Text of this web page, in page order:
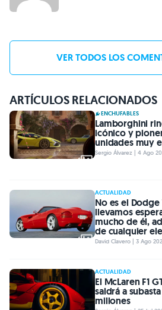
VER TODOS LOS
ARTÍCULOS RELACIONADOS
ENCHUFABLES
Lamborghini
icónico y
unidades muy
Sergio Álvarez | 4 Ago
ACTUALIDAD
No es el
llevamos
mucho de él,
de cualquier
David Clavero | 3 Ago
ACTUALIDAD
El McLaren F1
saldrá a
millones